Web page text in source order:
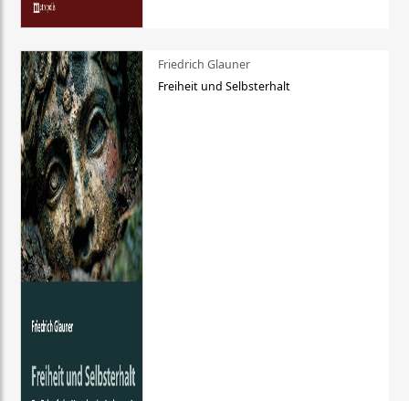
Friedrich Glauner
Freiheit und Selbsterhalt